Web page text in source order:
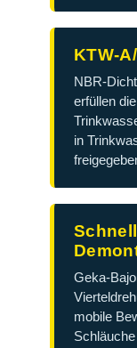
KTW-
NBR-
erfüllen
in
Geka-
mobile